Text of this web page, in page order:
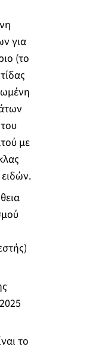
για
(το
με
το